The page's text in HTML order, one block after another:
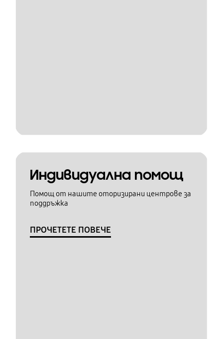
Индивидуална помощ
Помощ от нашите оторизирани центрове за
поддръжка
ПРОЧЕТЕТЕ ПОВЕЧЕ